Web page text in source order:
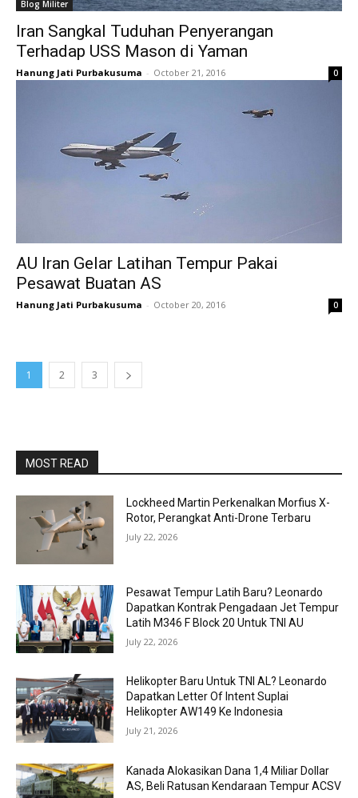
Blog Militer
Iran Sangkal Tuduhan Penyerangan
Terhadap USS Mason di Yaman
Hanung Jati Purbakusuma - October 21, 2016 0
AU Iran Gelar Latihan Tempur Pakai
Pesawat Buatan AS
Hanung Jati Purbakusuma - October 20, 2016 0
1 2 3
MOST READ
Lockheed Martin Perkenalkan Morfius X-
Rotor, Perangkat Anti-Drone Terbaru
July 22, 2026
Pesawat Tempur Latih Baru? Leonardo
Dapatkan Kontrak Pengadaan Jet Tempur
Latih M346 F Block 20 Untuk TNI AU
July 22, 2026
Helikopter Baru Untuk TNI AL? Leonardo
Dapatkan Letter Of Intent Suplai
Helikopter AW149 Ke Indonesia
July 21, 2026
Kanada Alokasikan Dana 1,4 Miliar Dollar
AS, Beli Ratusan Kendaraan Tempur ACSV